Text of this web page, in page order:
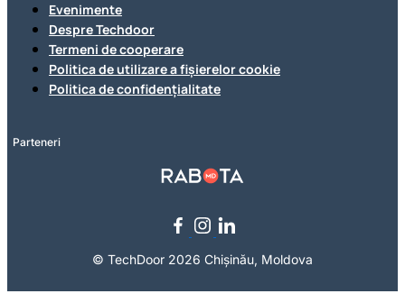
Evenimente
Despre Techdoor
Termeni de cooperare
Politica de utilizare a fișierelor cookie
Politica de confidențialitate
Parteneri
© TechDoor 2026 Chișinău, Moldova